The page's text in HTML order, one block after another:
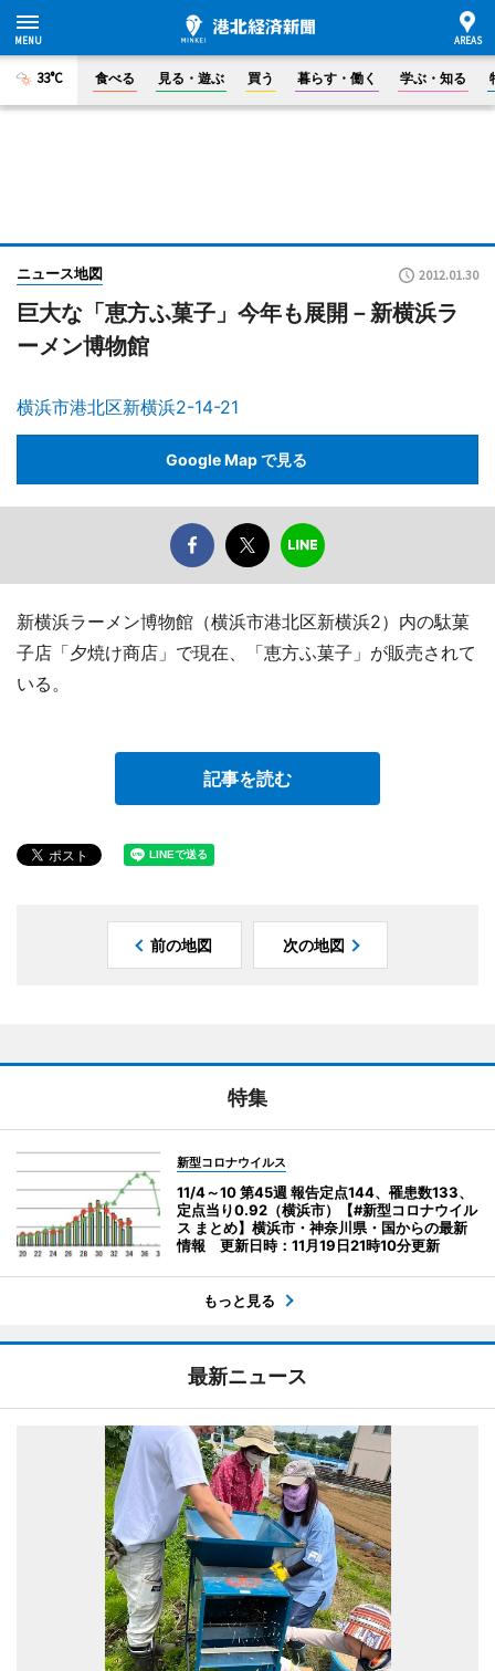
33°C 食べる 見る・遊ぶ 買う 暮らす・働く 学ぶ・知る
ニュース地図 2012.01.30
巨大な「恵方ふ菓子」今年も展開－新横浜ラ
ーメン博物館
横浜市港北区新横浜2-14-21
Google Map で見る
新横浜ラーメン博物館（横浜市港北区新横浜2）内の駄菓
子店「夕焼け商店」で現在、「恵方ふ菓子」が販売されて
いる。
記事を読む
前の地図 次の地図
特集
新型コロナウイルス
11/4～10 第45週 報告定点144、罹患数133、
定点当り0.92（横浜市）【#新型コロナウイル
ス まとめ】横浜市・神奈川県・国からの最新
情報 更新日時：11月19日21時10分更新
もっと見る
最新ニュース